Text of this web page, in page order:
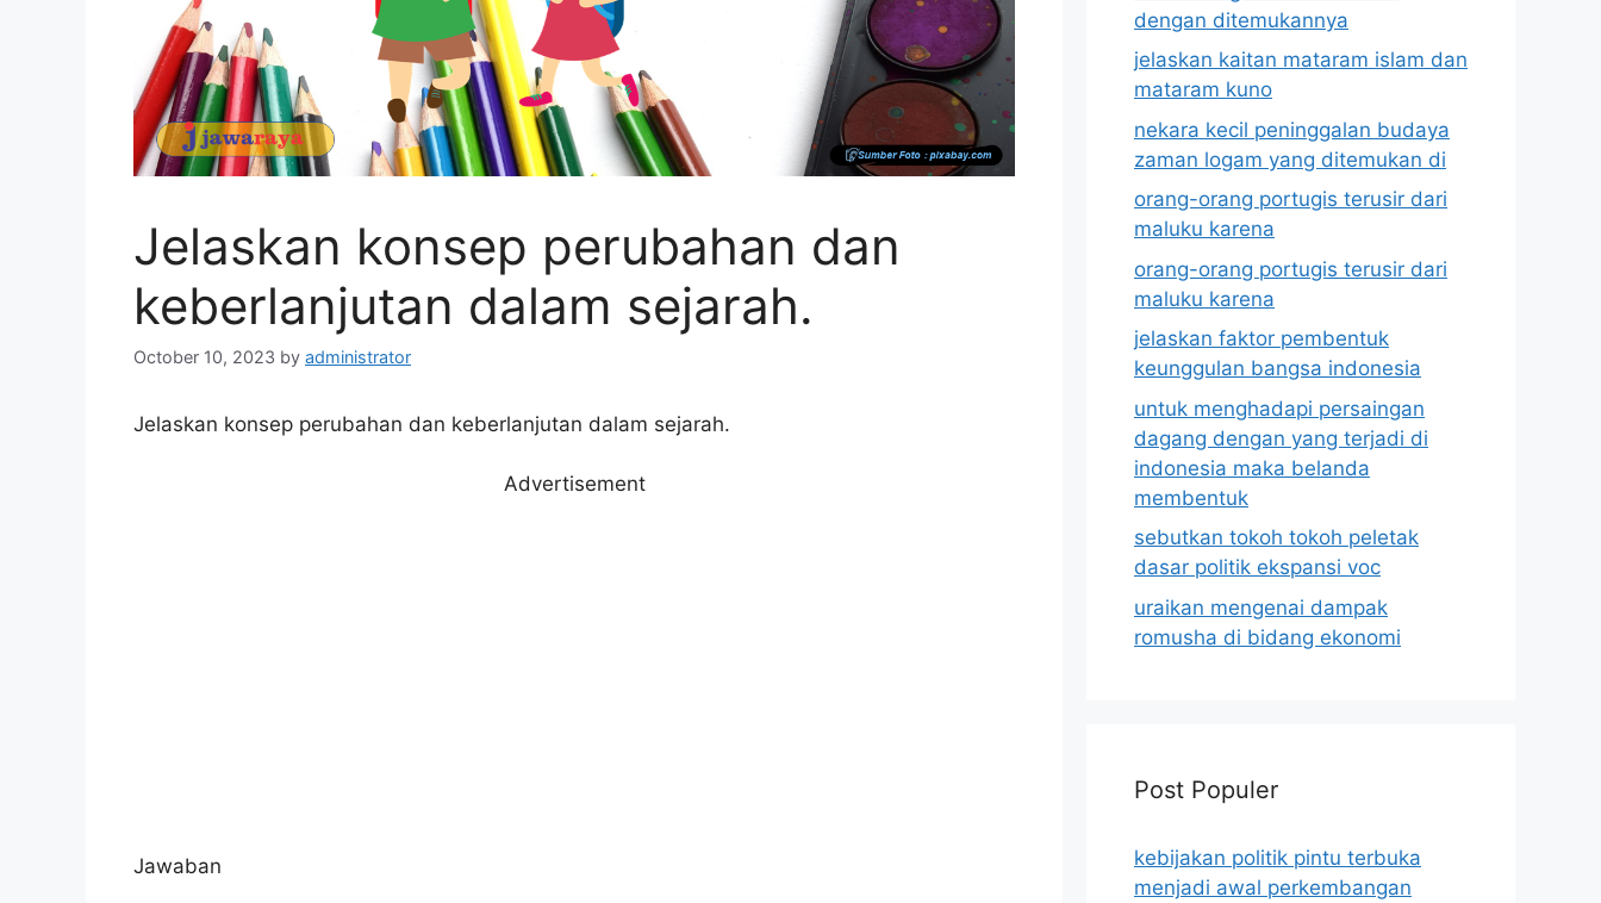
Jelaskan konsep perubahan dan
keberlanjutan dalam sejarah.
October 10, 2023 by administrator
Jelaskan konsep perubahan dan keberlanjutan dalam sejarah.
Advertisement
Jawaban
dengan ditemukannya
jelaskan kaitan mataram islam dan
mataram kuno
nekara kecil peninggalan budaya
zaman logam yang ditemukan di
orang-orang portugis terusir dari
maluku karena
orang-orang portugis terusir dari
maluku karena
jelaskan faktor pembentuk
keunggulan bangsa indonesia
untuk menghadapi persaingan
dagang dengan yang terjadi di
indonesia maka belanda
membentuk
sebutkan tokoh tokoh peletak
dasar politik ekspansi voc
uraikan mengenai dampak
romusha di bidang ekonomi
Post Populer
kebijakan politik pintu terbuka
menjadi awal perkembangan